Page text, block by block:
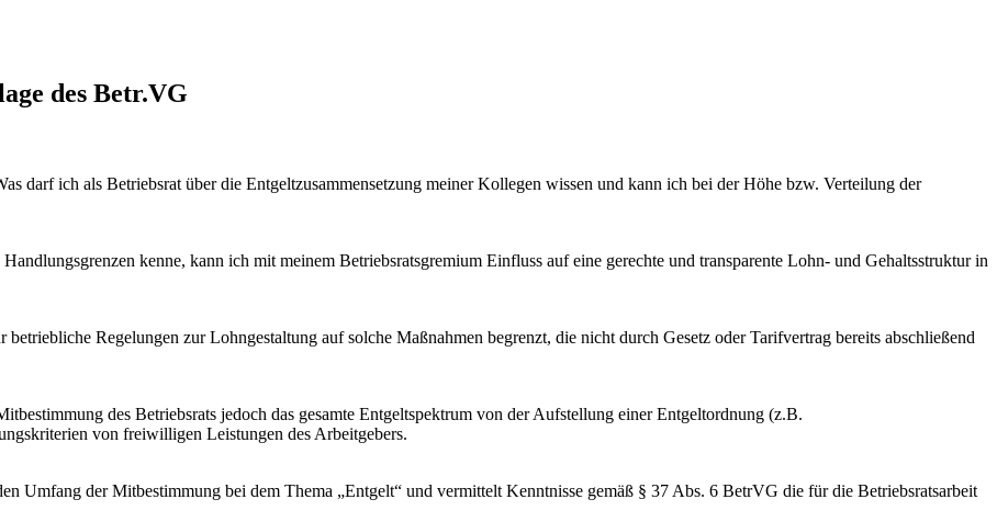
des Betr.VG
darf ich als Betriebsrat über die Entgeltzusammensetzung meiner Kollegen wissen und kann ich bei der Höhe bzw. Verteilung der
kenne, kann ich mit meinem Betriebsratsgremium Einfluss auf eine gerechte und transparente Lohn- und Gehaltsstruktur in
Regelungen zur Lohngestaltung auf solche Maßnahmen begrenzt, die nicht durch Gesetz oder Tarifvertrag bereits abschließend
des Betriebsrats jedoch das gesamte Entgeltspektrum von der Aufstellung einer Entgeltordnung (z.B.
von freiwilligen Leistungen des Arbeitgebers.
Umfang der Mitbestimmung bei dem Thema „Entgelt“ und vermittelt Kenntnisse gemäß § 37 Abs. 6 BetrVG die für die Betriebsratsarbeit